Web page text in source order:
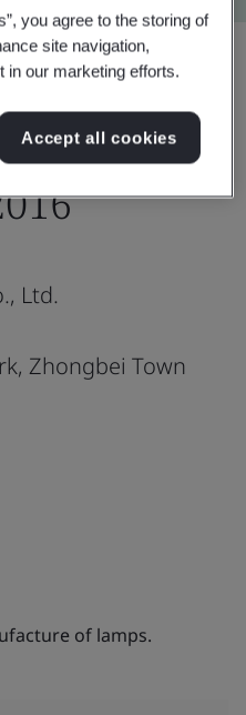
Ltd.
Zhongbei Town
of lamps.
you agree to the storing of
site navigation,
in our marketing efforts.
Accept all cookies